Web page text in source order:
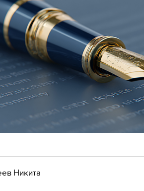
Никита